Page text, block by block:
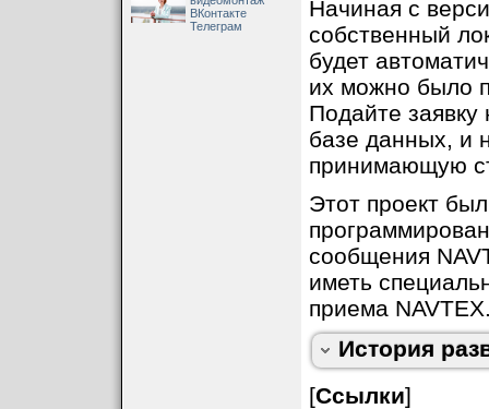
ВКонтакте
Телеграм
Начиная с
собственный
будет
их можно было
Подайте заявку
базе данных, и
принимающую
Этот проект
сообщения
иметь
приема
История
21 июля 2007,
Если Вы не
NAVTEX
поддерживает
такой же
занимает
работать на
5 декабря
улучшенный
сообщений.
довольно
размер
[Ссылки]